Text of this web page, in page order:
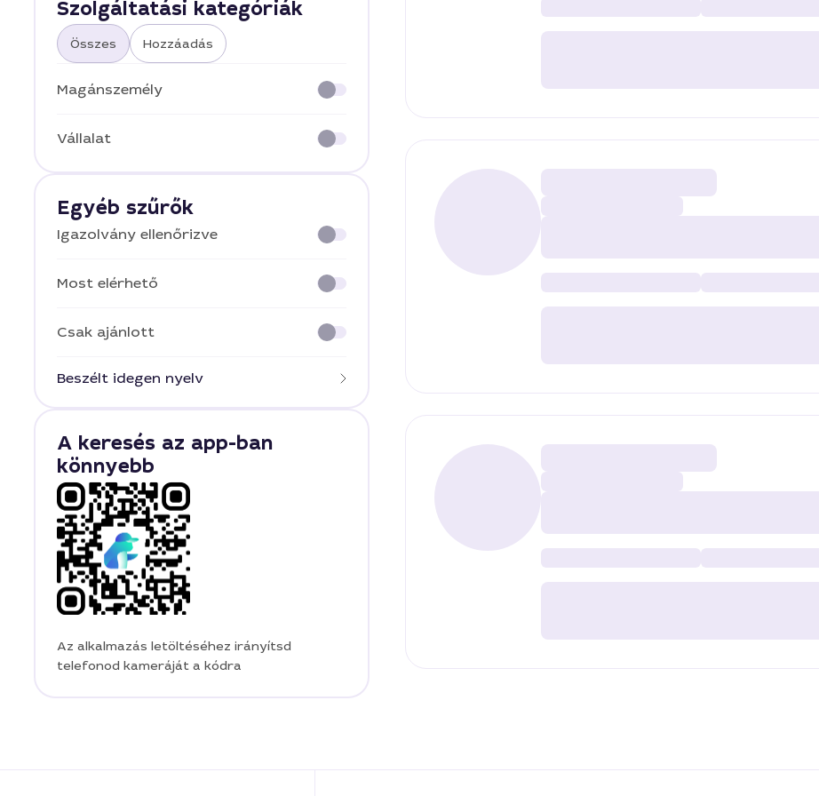
Szolgáltatási kategóriák
Összes Hozzáadás
Magánszemély
Vállalat
Egyéb szűrők
Igazolvány ellenőrizve
Most elérhető
Csak ajánlott
Beszélt idegen nyelv
A keresés az app-ban
könnyebb
Az alkalmazás letöltéséhez irányítsd
telefonod kameráját a kódra